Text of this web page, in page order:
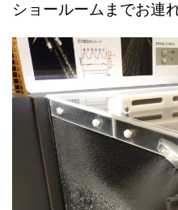
ショールームまでお連